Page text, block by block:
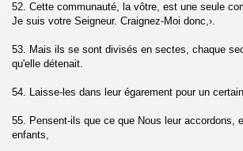
52. Cette communauté, la vôtre, est une seule
Je suis votre Seigneur. Craignez-Moi donc,›.
53. Mais ils se sont divisés en sectes, chaque
qu'elle détenait.
54. Laisse-les dans leur égarement pour un
55. Pensent-ils que ce que Nous leur accordons,
enfants,